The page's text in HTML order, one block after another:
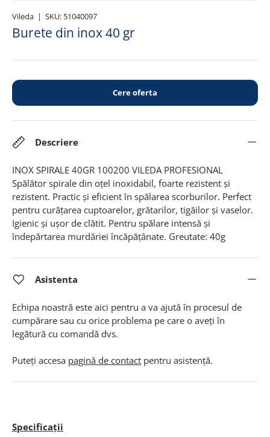
Vileda | SKU: 51040097
Burete din inox 40 gr
Cere oferta
Descriere
INOX SPIRALE 40GR 100200 VILEDA PROFESIONAL
Spălător spirale din oțel inoxidabil, foarte rezistent și
rezistent. Practic și eficient în spălarea scorburilor. Perfect
pentru curățarea cuptoarelor, grătarilor, tigăilor și vaselor.
Igienic și ușor de clătit. Pentru spălare intensă și
îndepărtarea murdăriei încăpățânate. Greutate: 40g
Asistenta
Echipa noastră este aici pentru a va ajută în procesul de
cumpărare sau cu orice problema pe care o aveți în
legătură cu comandă dvs.
Puteți accesa pagină de contact pentru asistență.
Specificații